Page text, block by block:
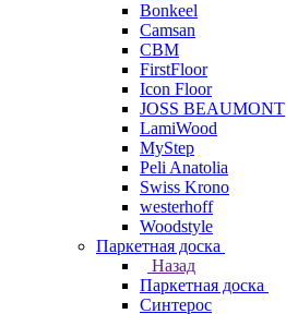
Bonkeel
Camsan
CBM
FirstFloor
Icon Floor
JOSS BEAUMONT
LamiWood
MyStep
Peli Anatolia
Swiss Krono
westerhoff
Woodstyle
Паркетная доска
Назад
Паркетная доска
Синтерос